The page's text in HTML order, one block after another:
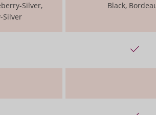
Silver,
Silver
Black,